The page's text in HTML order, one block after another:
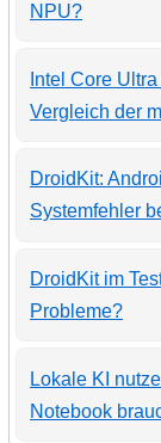
NPU?
Intel Core
Vergleich der
DroidKit:
Systemfehler
DroidKit im
Probleme?
Lokale KI
Notebook